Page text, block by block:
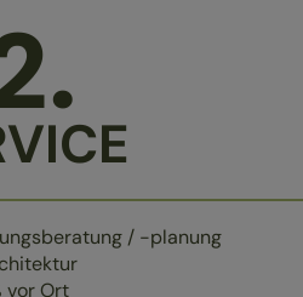
.
/ -planung
vor Ort